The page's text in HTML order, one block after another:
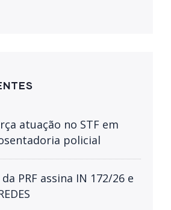
atuação no STF em
policial
PRF assina IN 172/26 e